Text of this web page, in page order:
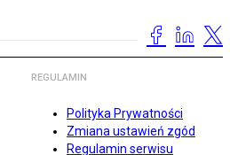
REGULAMIN
Polityka Prywatności
Zmiana ustawień zgód
Regulamin serwisu